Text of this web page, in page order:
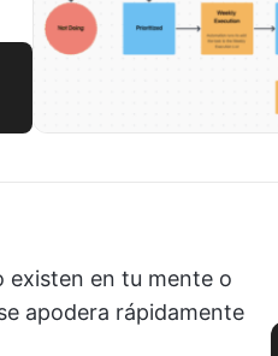
existen en tu mente o
apodera rápidamente